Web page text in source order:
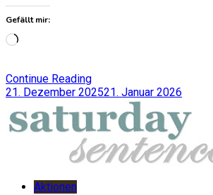
Gefällt mir:
Wird
Continue Reading
21. Dezember 202521. Januar 2026
Aktionen